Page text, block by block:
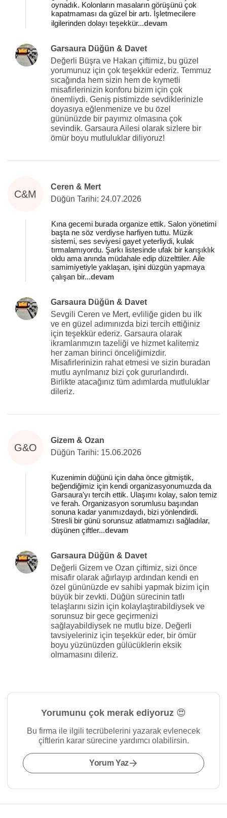
oynadık. Kolonların masaların görüşünü çok
kapatmaması da güzel bir artı. İşletmecilere
ilgilerinden dolayı teşekkür...devam
Garsaura Düğün & Davet
Değerli Büşra ve Hakan çiftimiz, bu güzel
yorumunuz için çok teşekkür ederiz. Temmuz
sıcağında hem sizin hem de kıymetli
misafirlerinizin konforu bizim için çok
önemliydi. Geniş pistimizde sevdiklerinizle
doyasıya eğlenmenize ve bu özel
gününüzde bir payımız olmasına çok
sevindik. Garsaura Ailesi olarak sizlere bir
ömür boyu mutluluklar diliyoruz!
C&M
Ceren & Mert
Düğün Tarihi: 24.07.2026
Kına gecemi burada organize ettik. Salon yönetimi
başta ne söz verdiyse harfiyen tuttu. Müzik
sistemi, ses seviyesi gayet yeterliydi, kulak
tırmalamıyordu. Şarkı listesinde ufak bir karışıklık
oldu ama anında müdahale edip düzelttiler. Aile
samimiyetiyle yaklaşan, işini düzgün yapmaya
çalışan bir...devam
Garsaura Düğün & Davet
Sevgili Ceren ve Mert, evliliğe giden bu ilk
ve en güzel adımınızda bizi tercih ettiğiniz
için teşekkür ederiz. Garsaura olarak
ikramlarımızın tazeliği ve hizmet kalitemiz
her zaman birinci önceliğimizdir.
Misafirlerinizin rahat etmesi ve sizin buradan
mutlu ayrılmanız bizi çok gururlandırdı.
Birlikte atacağınız tüm adımlarda mutluluklar
dileriz.
G&O
Gizem & Ozan
Düğün Tarihi: 15.06.2026
Kuzenimin düğünü için daha önce gitmiştik,
beğendiğimiz için kendi organizasyonumuzda da
Garsaura'yı tercih ettik. Ulaşımı kolay, salon temiz
ve ferah. Organizasyon sorumlusu başından
sonuna kadar yanımızdaydı, bizi yönlendirdi.
Stresli bir günü sorunsuz atlatmamızı sağladılar,
düşünen çiftler...devam
Garsaura Düğün & Davet
Değerli Gizem ve Ozan çiftimiz, sizi önce
misafir olarak ağırlayıp ardından kendi en
özel gününüzde ev sahibi yapmak bizim için
büyük bir zevkti. Düğün sürecinin tatlı
telaşlarını sizin için kolaylaştırabildiysek ve
sorunsuz bir gece geçirmenizi
sağlayabildiysek ne mutlu bize. Değerli
tavsiyeleriniz için teşekkür eder, bir ömür
boyu yüzünüzden gülücüklerin eksik
olmamasını dileriz.
Yorumunu çok merak ediyoruz 😍
Bu firma ile ilgili tecrübelerini yazarak evlenecek
çiftlerin karar sürecine yardımcı olabilirsin.
Yorum Yaz